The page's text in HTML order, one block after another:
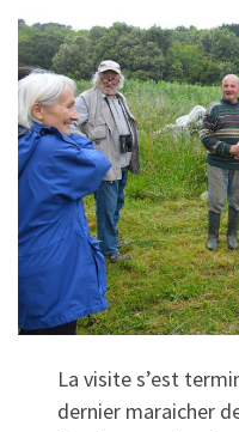
La visite s’est
dernier maraicher